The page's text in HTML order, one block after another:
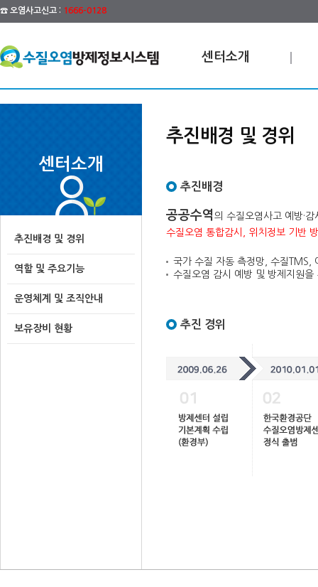
☎ 오염사고신고 : 1666-0128
센터소개
센터소개
추진배경 및 경위
역할 및 주요기능
운영체계 및 조직안내
보유장비 현황
추진배경 및 경위
추진배경
공공수역 의 수질오염사고 예방·
수질오염 통합감시, 위치정보 기반
국가 수질 자동 측정망, 수질TMS,
수질오염 감시 예방 및 방제지원을
추진 경위